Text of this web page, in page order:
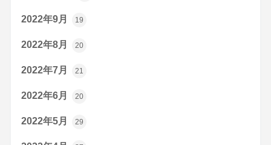
2022年9月 19
2022年8月 20
2022年7月 21
2022年6月 20
2022年5月 29